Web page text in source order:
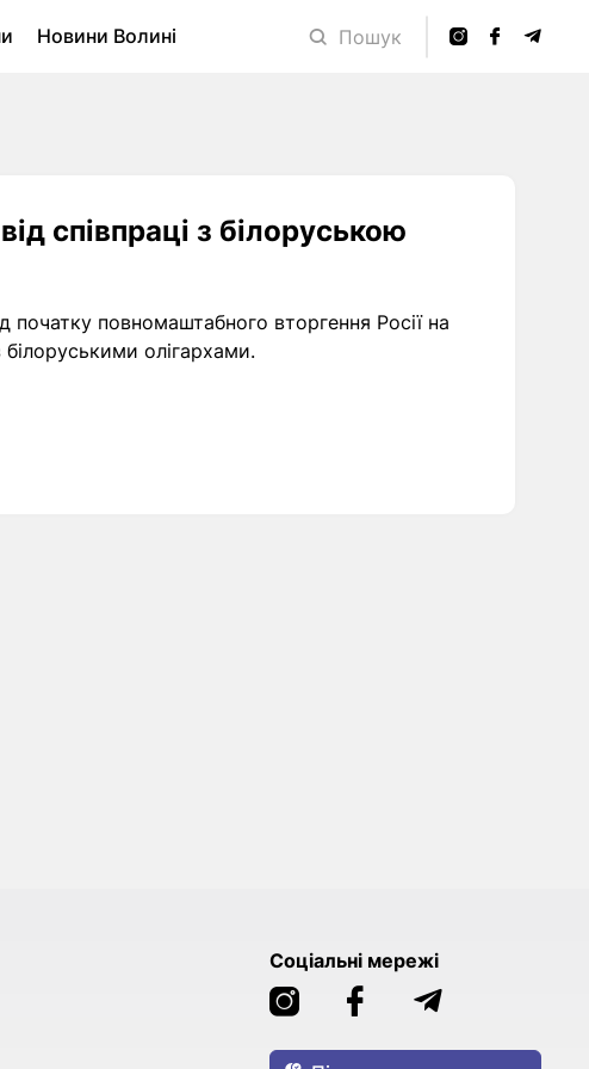
Новини Волині
Пошук
співпраці з білоруською
повномаштабного вторгення Росії на
олігархами.
Соціальні мережі